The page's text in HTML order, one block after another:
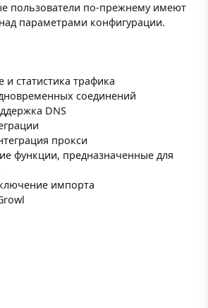
пользователи по-прежнему имеют
параметрами конфигурации.
статистика трафика
соединений
DNS
прокси
функции, предназначенные для
импорта